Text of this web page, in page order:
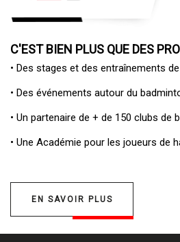
C'EST BIEN PLUS QUE DES
• Des stages et des entraînements
• Des événements autour du
• Un partenaire de + de 150 clubs de
• Une Académie pour les joueurs de
EN SAVOIR PLUS